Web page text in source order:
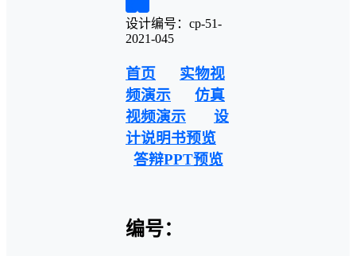
设计编号：cp-51-
2021-045
首页
实物视
频演示
仿真
视频演示
设
计说明书预览
答辩PPT预览
编号：